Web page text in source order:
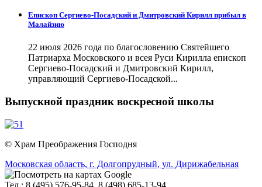
Епископ Сергиево-Посадский и Дмитровский Кирилл прибыл в
Малайзию
22 июля 2026 года по благословению Святейшего
Патриарха Московского и всея Руси Кирилла епископ
Сергиево-Посадский и Дмитровский Кирилл,
управляющий Сергиево-Посадской...
Выпускной праздник воскресной школы
© Храм Преображения Господня
Московская область, г. Долгопрудный, ул. Дирижабельная
Тел.: 8 (495) 576-95-84, 8 (498) 685-13-94